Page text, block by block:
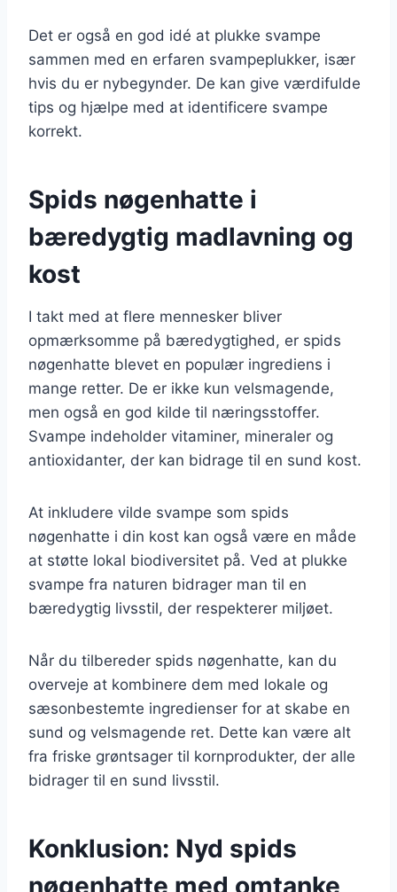
Det er også en god idé at plukke svampe
sammen med en erfaren svampeplukker, især
hvis du er nybegynder. De kan give værdifulde
tips og hjælpe med at identificere svampe
korrekt.
Spids nøgenhatte i
bæredygtig madlavning og
kost
I takt med at flere mennesker bliver
opmærksomme på bæredygtighed, er spids
nøgenhatte blevet en populær ingrediens i
mange retter. De er ikke kun velsmagende,
men også en god kilde til næringsstoffer.
Svampe indeholder vitaminer, mineraler og
antioxidanter, der kan bidrage til en sund kost.
At inkludere vilde svampe som spids
nøgenhatte i din kost kan også være en måde
at støtte lokal biodiversitet på. Ved at plukke
svampe fra naturen bidrager man til en
bæredygtig livsstil, der respekterer miljøet.
Når du tilbereder spids nøgenhatte, kan du
overveje at kombinere dem med lokale og
sæsonbestemte ingredienser for at skabe en
sund og velsmagende ret. Dette kan være alt
fra friske grøntsager til kornprodukter, der alle
bidrager til en sund livsstil.
Konklusion: Nyd spids
nøgenhatte med omtanke